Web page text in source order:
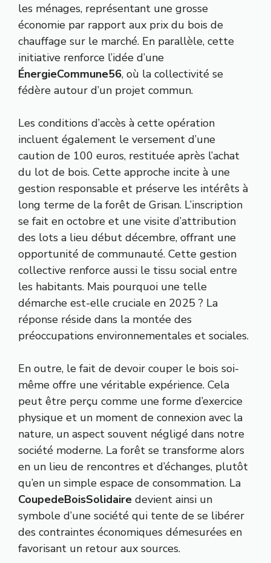
les ménages, représentant une grosse
économie par rapport aux prix du bois de
chauffage sur le marché. En parallèle, cette
initiative renforce l’idée d’une
ÉnergieCommune56, où la collectivité se
fédère autour d’un projet commun.
Les conditions d’accès à cette opération
incluent également le versement d’une
caution de 100 euros, restituée après l’achat
du lot de bois. Cette approche incite à une
gestion responsable et préserve les intérêts à
long terme de la forêt de Grisan. L’inscription
se fait en octobre et une visite d’attribution
des lots a lieu début décembre, offrant une
opportunité de communauté. Cette gestion
collective renforce aussi le tissu social entre
les habitants. Mais pourquoi une telle
démarche est-elle cruciale en 2025 ? La
réponse réside dans la montée des
préoccupations environnementales et sociales.
En outre, le fait de devoir couper le bois soi-
même offre une véritable expérience. Cela
peut être perçu comme une forme d’exercice
physique et un moment de connexion avec la
nature, un aspect souvent négligé dans notre
société moderne. La forêt se transforme alors
en un lieu de rencontres et d’échanges, plutôt
qu’en un simple espace de consommation. La
CoupedeBoisSolidaire devient ainsi un
symbole d’une société qui tente de se libérer
des contraintes économiques démesurées en
favorisant un retour aux sources.